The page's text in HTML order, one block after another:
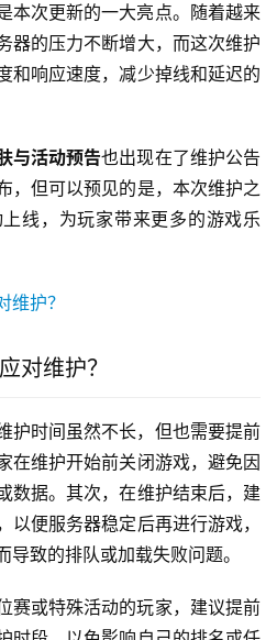
本次更新的一大亮点。随着越来
器的压力不断增大，而这次维护
和响应速度，减少掉线和延迟的
与活动预告也出现在了维护公告
，但可以预见的是，本次维护之
线，为玩家带来更多的游戏乐
对维护？
护时间虽然不长，但也需要提前
在维护开始前关闭游戏，避免因
数据。其次，在维护结束后，建
便服务器稳定后再进行游戏，
致的排队或加载失败问题。
赛或特殊活动的玩家，建议提前